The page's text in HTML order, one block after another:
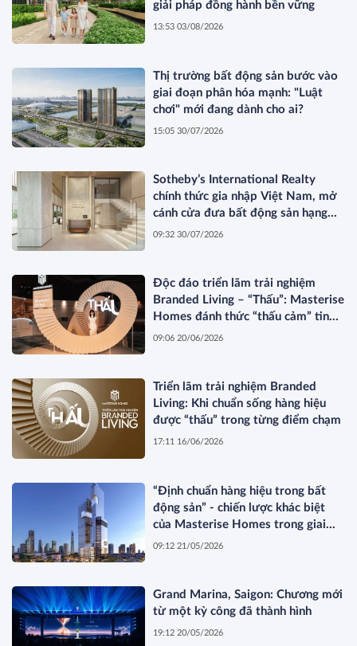
giải pháp đồng hành bền vững
13:53 03/08/2026
Thị trường bất động sản bước vào
giai đoạn phân hóa mạnh: "Luật
chơi" mới đang dành cho ai?
15:05 30/07/2026
Sotheby’s International Realty
chính thức gia nhập Việt Nam, mở
cánh cửa đưa bất động sản hạng
sang kết nối toàn cầu
09:32 30/07/2026
Độc đáo triển lãm trải nghiệm
Branded Living – “Thấu”: Masterise
Homes đánh thức “thấu cảm” tinh
hoa về không gian sống hàng hiệu
09:06 20/06/2026
Triển lãm trải nghiệm Branded
Living: Khi chuẩn sống hàng hiệu
được “thấu” trong từng điểm chạm
17:11 16/06/2026
“Định chuẩn hàng hiệu trong bất
động sản” - chiến lược khác biệt
của Masterise Homes trong giai
đoạn thị trường tái cấu trúc
09:12 21/05/2026
Grand Marina, Saigon: Chương mới
từ một kỳ công đã thành hình
19:12 20/05/2026